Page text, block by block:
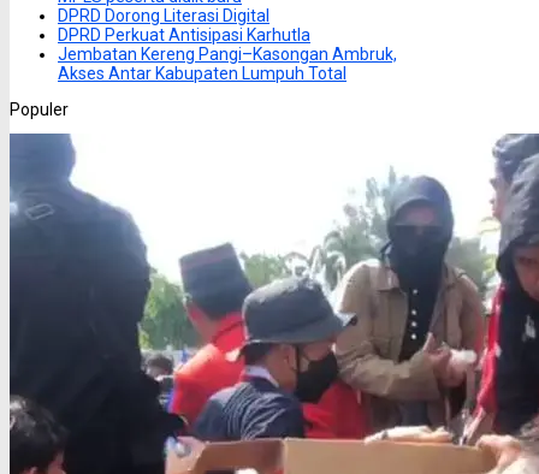
DPRD Dorong Literasi Digital
DPRD Perkuat Antisipasi Karhutla
Jembatan Kereng Pangi–Kasongan Ambruk,
Akses Antar Kabupaten Lumpuh Total
Populer